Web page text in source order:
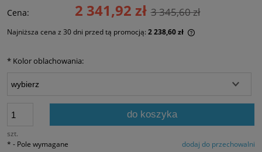
Cena: 2 341,92 zł 3 345,60 zł
Najniższa cena z 30 dni przed tą promocją: 2 238,60 zł
* Kolor oblachowania:
szt.
do koszyka
dodaj do przechowalni
* - Pole wymagane